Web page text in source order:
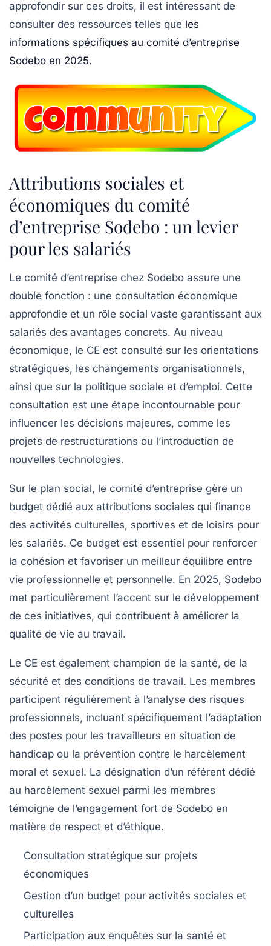
approfondir sur ces droits, il est intéressant de
consulter des ressources telles que les
informations spécifiques au comité d’entreprise
Sodebo en 2025.
Attributions sociales et
économiques du comité
d’entreprise Sodebo : un levier
pour les salariés
Le comité d’entreprise chez Sodebo assure une
double fonction : une consultation économique
approfondie et un rôle social vaste garantissant aux
salariés des avantages concrets. Au niveau
économique, le CE est consulté sur les orientations
stratégiques, les changements organisationnels,
ainsi que sur la politique sociale et d’emploi. Cette
consultation est une étape incontournable pour
influencer les décisions majeures, comme les
projets de restructurations ou l’introduction de
nouvelles technologies.
Sur le plan social, le comité d’entreprise gère un
budget dédié aux attributions sociales qui finance
des activités culturelles, sportives et de loisirs pour
les salariés. Ce budget est essentiel pour renforcer
la cohésion et favoriser un meilleur équilibre entre
vie professionnelle et personnelle. En 2025, Sodebo
met particulièrement l’accent sur le développement
de ces initiatives, qui contribuent à améliorer la
qualité de vie au travail.
Le CE est également champion de la santé, de la
sécurité et des conditions de travail. Les membres
participent régulièrement à l’analyse des risques
professionnels, incluant spécifiquement l’adaptation
des postes pour les travailleurs en situation de
handicap ou la prévention contre le harcèlement
moral et sexuel. La désignation d’un référent dédié
au harcèlement sexuel parmi les membres
témoigne de l’engagement fort de Sodebo en
matière de respect et d’éthique.
Consultation stratégique sur projets
économiques
Gestion d’un budget pour activités sociales et
culturelles
Participation aux enquêtes sur la santé et